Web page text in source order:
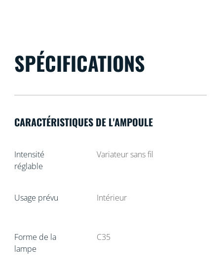
SPÉCIFICATIONS
CARACTÉRISTIQUES DE L'AMPOULE
Intensité
réglable
Variateur sans fil
Usage prévu Intérieur
Forme de la
lampe
C35